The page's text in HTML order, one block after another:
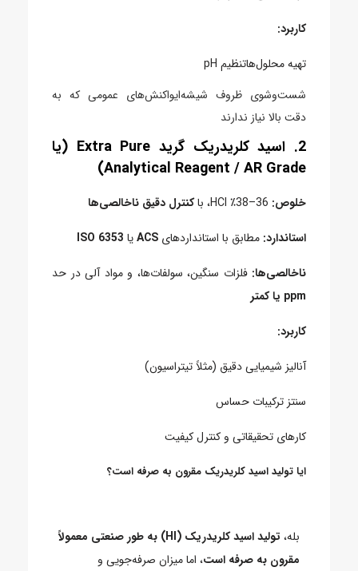
کاربرد:
تهیه محلول‌هاتنظیم pH
شست‌وشوی ظروف شیشه‌ایواکنش‌های عمومی که به
دقت بالا نیاز ندارند
2.
اسید کلریدریک گرید Extra Pure (یا
Analytical Reagent / AR Grade)
خلوص:
کنترل دقیق ناخالصی‌ها
استاندارد: مطابق با استانداردهای ACSیا ISO 6353
ناخالصی‌ها: فلزات سنگین، سولفات‌ها، و مواد آلی در حد
ppm یا کمتر
کاربرد:
آنالیز شیمیایی دقیق (مثلاً تیتراسیون)
سنتز ترکیبات حساس
کارهای تحقیقاتی و کنترل کیفیت
ایا تولید اسید کلریدریک مقرون به صرفه است؟
بله،
تولید اسید کلریدریک (Hl) به طور صنعتی معمولاً
مقرون به صرفه است، اما میزان صرفه‌جویی و